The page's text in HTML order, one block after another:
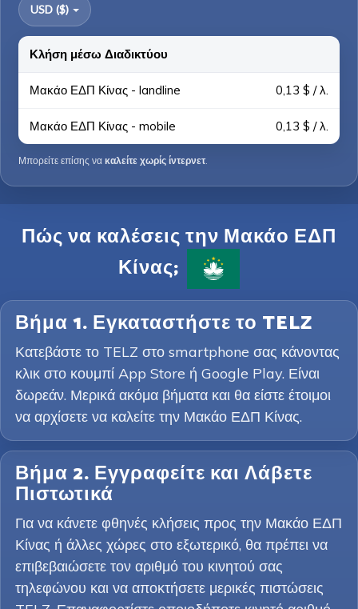
USD ($)
Κλήση μέσω Διαδικτύου
Μακάο ΕΔΠ Κίνας - landline 0,13 $ / λ.
Μακάο ΕΔΠ Κίνας - mobile 0,13 $ / λ.
Μπορείτε επίσης να καλείτε χωρίς ίντερνετ.
Πώς να καλέσεις την Μακάο ΕΔΠ
Κίνας;
Βήμα 1. Εγκαταστήστε το TELZ
Κατεβάστε το TELZ στο smartphone σας κάνοντας
κλικ στο κουμπί App Store ή Google Play. Είναι
δωρεάν. Μερικά ακόμα βήματα και θα είστε έτοιμοι
να αρχίσετε να καλείτε την Μακάο ΕΔΠ Κίνας.
Βήμα 2. Εγγραφείτε και Λάβετε
Πιστωτικά
Για να κάνετε φθηνές κλήσεις προς την Μακάο ΕΔΠ
Κίνας ή άλλες χώρες στο εξωτερικό, θα πρέπει να
επιβεβαιώσετε τον αριθμό του κινητού σας
τηλεφώνου και να αποκτήσετε μερικές πιστώσεις